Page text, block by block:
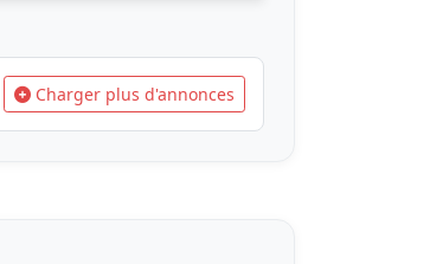
Charger plus d'annonces